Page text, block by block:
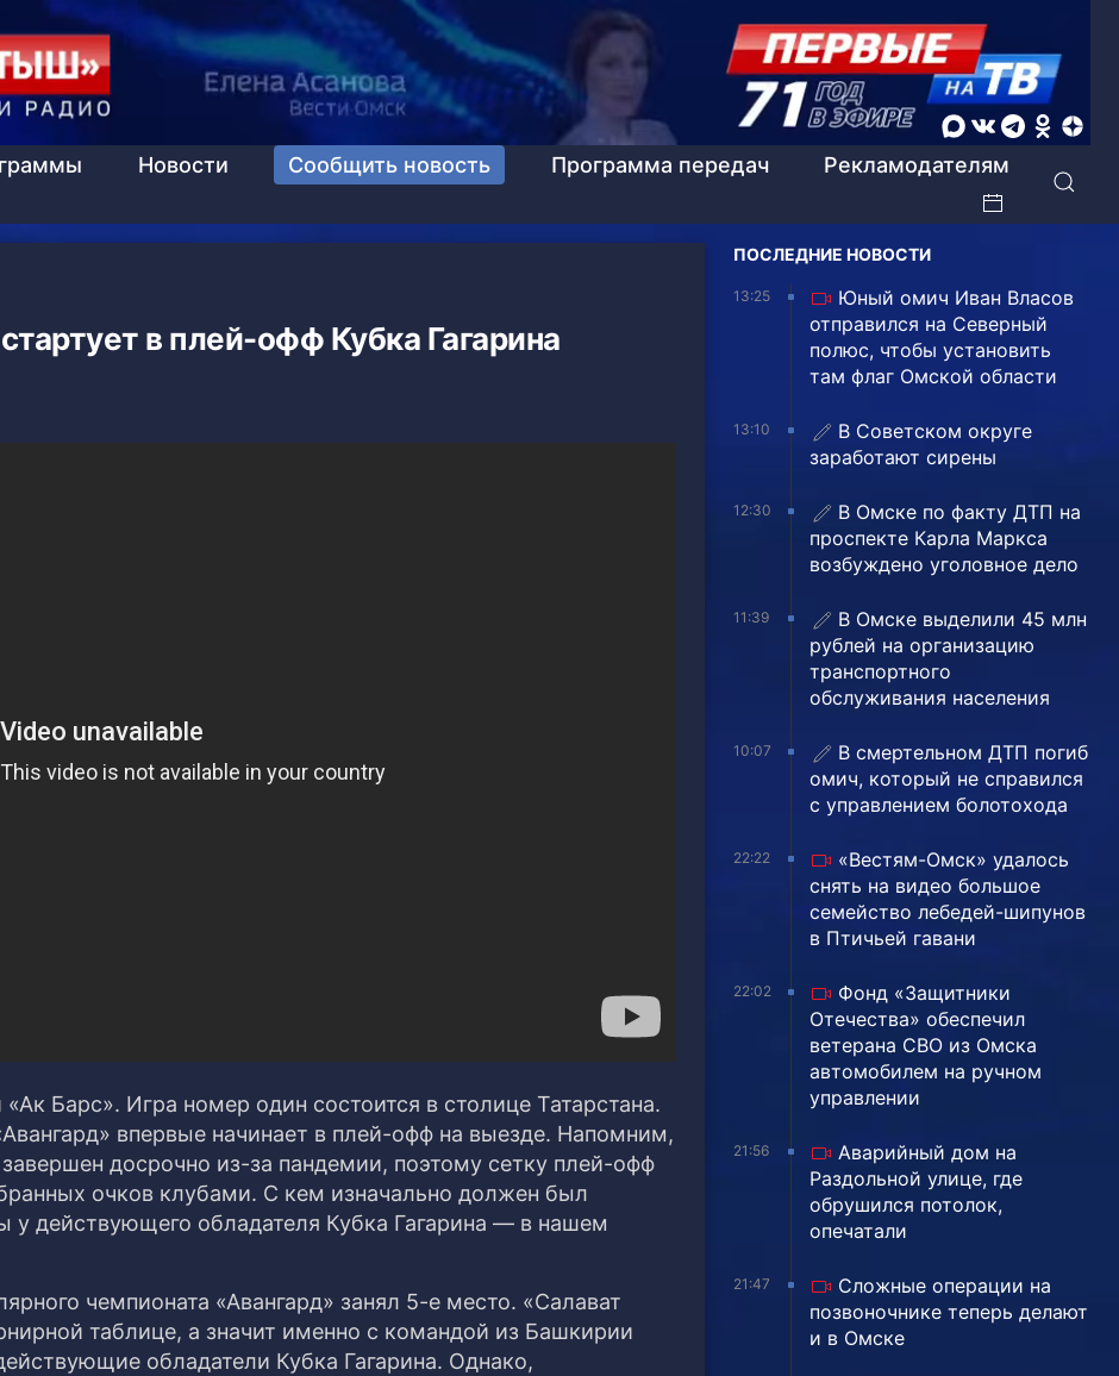
Новости Сообщить новость Программа передач
Рекламодателям
в плей-офф Кубка Гагарина
Барс». Игра номер один состоится в столице Татарстана.
впервые начинает в плей-офф на выезде. Напомним,
досрочно из-за пандемии, поэтому сетку плей-офф
очков клубами. С кем изначально должен был
у действующего обладателя Кубка Гагарина — в нашем
чемпионата «Авангард» занял 5-е место. «Салават
таблице, а значит именно с командой из Башкирии
обладатели Кубка Гагарина. Однако,
ПОСЛЕДНИЕ НОВОСТИ
13:25
Юный омич Иван Власов
отправился на Северный
полюс, чтобы установить
там флаг Омской области
13:10
В Советском округе
заработают сирены
12:30
В Омске по факту ДТП на
проспекте Карла Маркса
возбуждено уголовное дело
11:39
В Омске выделили 45 млн
рублей на организацию
транспортного
обслуживания населения
10:07
В смертельном ДТП погиб
омич, который не справился
с управлением болотохода
22:22
«Вестям-Омск» удалось
снять на видео большое
семейство лебедей-шипунов
в Птичьей гавани
22:02
Фонд «Защитники
Отечества» обеспечил
ветерана СВО из Омска
автомобилем на ручном
управлении
21:56
Аварийный дом на
Раздольной улице, где
обрушился потолок,
опечатали
21:47
Сложные операции на
позвоночнике теперь делают
и в Омске